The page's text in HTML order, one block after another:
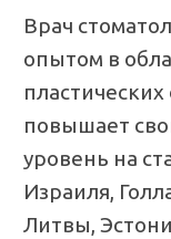
Врач
опытом в
повышает
уровень на
Израиля,
Литвы,